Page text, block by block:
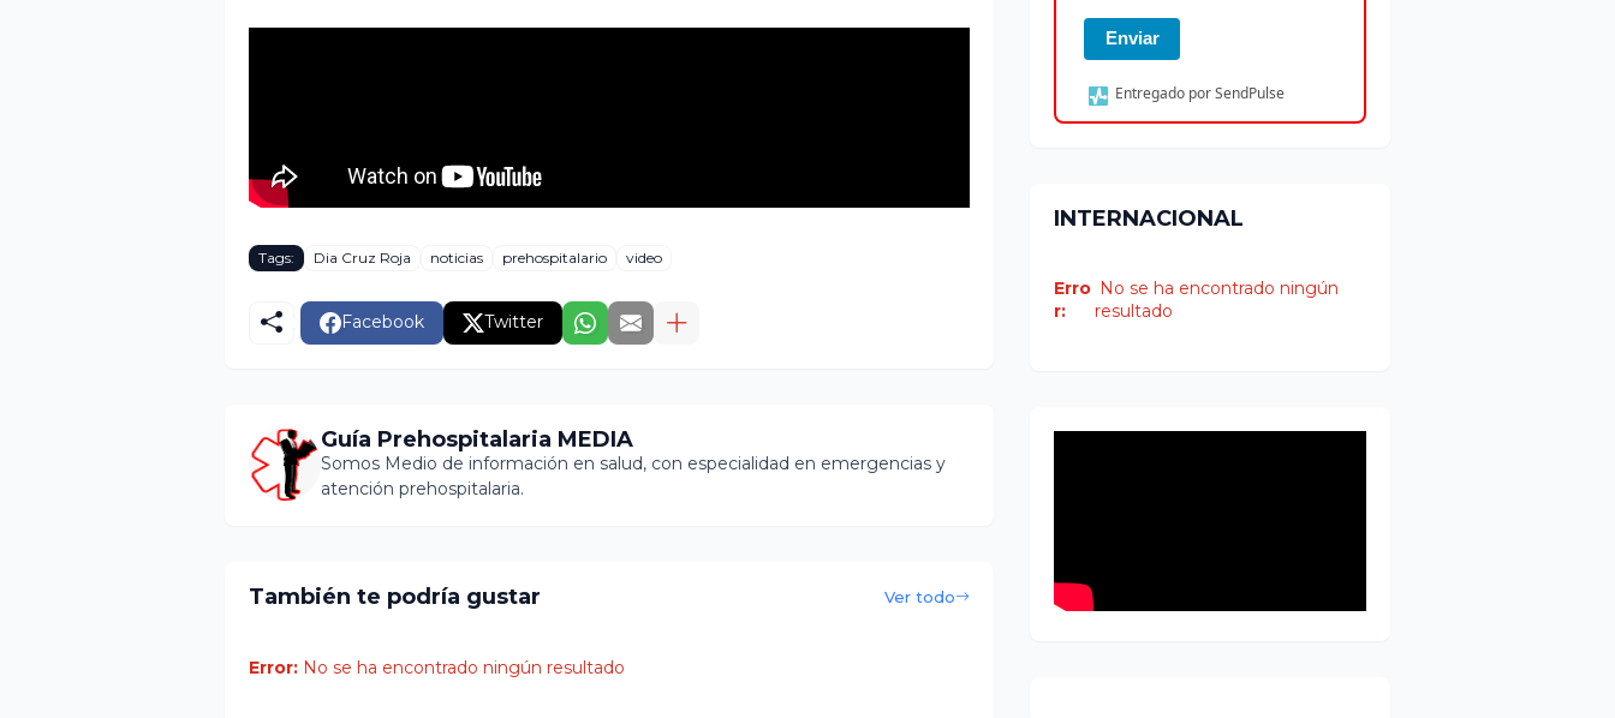
Tags: Dia Cruz Roja noticias prehospitalario video
Facebook Twitter
Guía Prehospitalaria MEDIA
Somos Medio de información en salud, con especialidad en emergencias y
atención prehospitalaria.
También te podría gustar Ver todo
Error: No se ha encontrado ningún resultado
Enviar
Entregado por SendPulse
INTERNACIONAL
Erro
r:
No se ha encontrado ningún
resultado